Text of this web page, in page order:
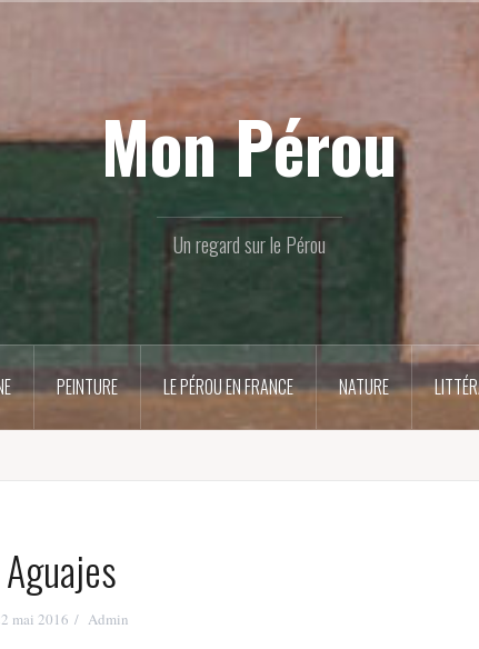
Mon Pérou
Un regard sur le Pérou
PEINTURE LE PÉROU EN FRANCE NATURE
Aguajes
mai 2016 Admin